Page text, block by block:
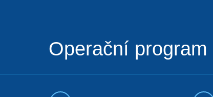
Operační program